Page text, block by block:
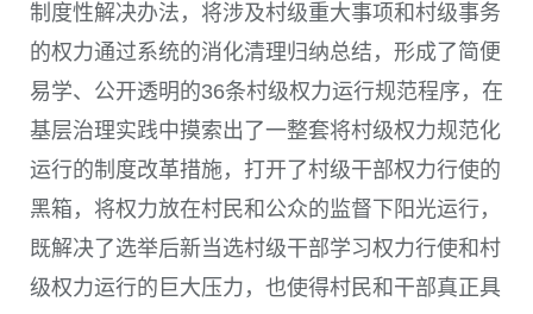
制度性解决办法，将涉及村级重大事项和村级事务
的权力通过系统的消化清理归纳总结，形成了简便
易学、公开透明的36条村级权力运行规范程序，在
基层治理实践中摸索出了一整套将村级权力规范化
运行的制度改革措施，打开了村级干部权力行使的
黑箱，将权力放在村民和公众的监督下阳光运行，
既解决了选举后新当选村级干部学习权力行使和村
级权力运行的巨大压力，也使得村民和干部真正具